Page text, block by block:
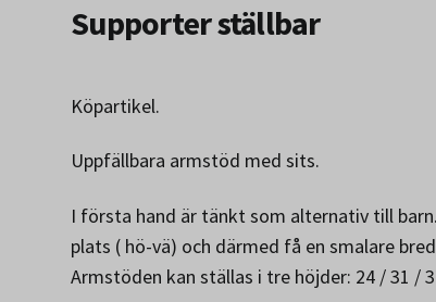
Supporter ställbar
Köpartikel.
Uppfällbara armstöd med sits.
I första hand är tänkt som alternativ till
plats ( hö-vä) och därmed få en smalare
Armstöden kan ställas i tre höjder: 24 / 31 /